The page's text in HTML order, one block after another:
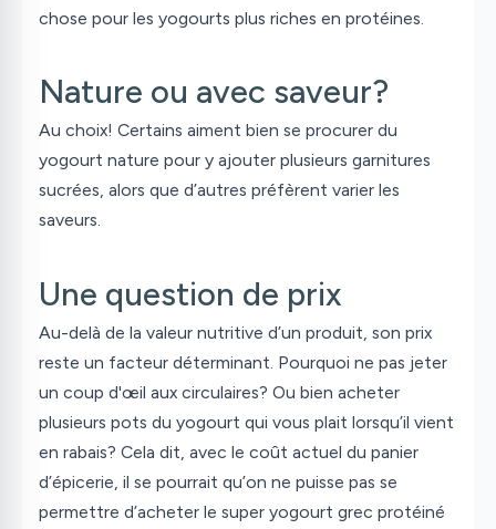
chose pour les yogourts plus riches en protéines.
Nature ou avec saveur?
Au choix! Certains aiment bien se procurer du
yogourt nature pour y ajouter plusieurs garnitures
sucrées, alors que d’autres préfèrent varier les
saveurs.
Une question de prix
Au-delà de la valeur nutritive d’un produit, son prix
reste un facteur déterminant. Pourquoi ne pas jeter
un coup d'œil aux circulaires? Ou bien acheter
plusieurs pots du yogourt qui vous plait lorsqu’il vient
en rabais? Cela dit, avec le coût actuel du panier
d’épicerie, il se pourrait qu’on ne puisse pas se
permettre d’acheter le super yogourt grec protéiné